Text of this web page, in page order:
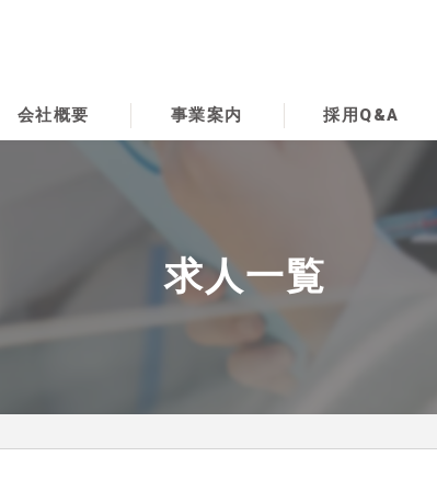
会社概要 事業案内 採用Q&A
求人一覧